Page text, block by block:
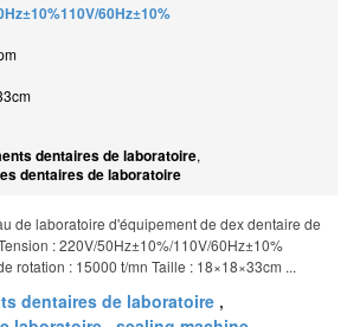
60Hz±10%
dentaires de laboratoire,
dentaires de laboratoire
de laboratoire d'équipement de dex dentaire de
: 220V/50Hz±10%/110V/60Hz±10%
rotation : 15000 t/mn Taille : 18×18×33cm ...
dentaires de laboratoire ,